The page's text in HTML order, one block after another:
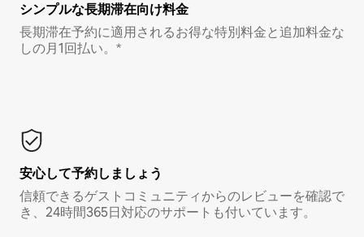
シンプルな長期滞在向け料金
長期滞在予約に適用されるお得な特別料金と追加料金な
しの月1回払い。*
安心して予約しましょう
信頼できるゲストコミュニティからのレビューを確認で
き、24時間365日対応のサポートも付いています。